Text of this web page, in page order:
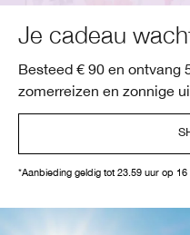
Je cadeau
Besteed € 90 en ontvang
zomerreizen en zonnige
*Aanbieding geldig tot 23.59 uur op